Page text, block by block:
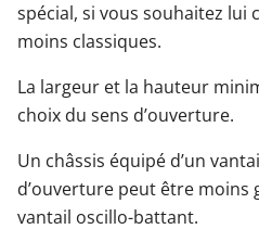
spécial, si vous souhaitez lui
moins classiques.
La largeur et la hauteur
choix du sens d’ouverture.
Un châssis équipé d’un
d’ouverture peut être moins
vantail oscillo-battant.